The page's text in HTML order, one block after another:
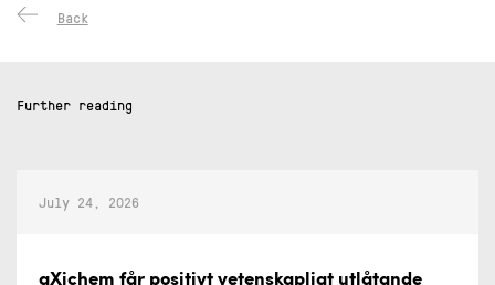
Back
Further reading
July 24, 2026
aXichem får positivt vetenskapligt utlåtande